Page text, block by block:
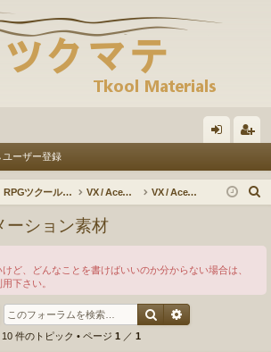
イ ザ
ユーザー登録
RPGツクールVX / VXAce / XP / 2000 VX / Ace：素材の投稿・ダウンロード VX / Ace：アニメーション素材
ーション素材
ど、どんなことを書けばいいのか分からない場合は、
下さい。
検索
10 件のトピック • ページ 1 ／ 1